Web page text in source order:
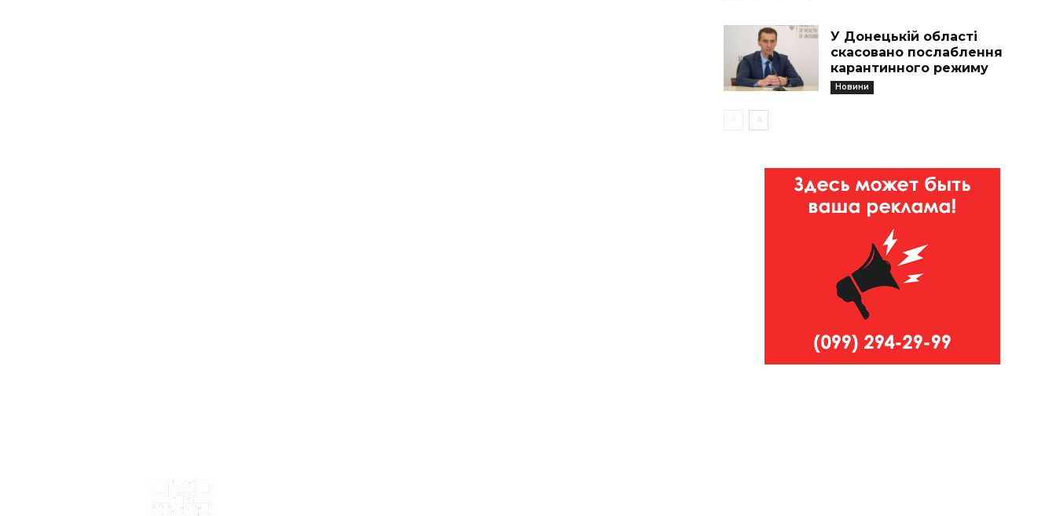
У Донецькій області
скасовано послаблення
карантинного режиму
Новини